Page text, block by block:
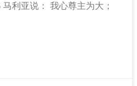
利亚说： 我心尊主为大；